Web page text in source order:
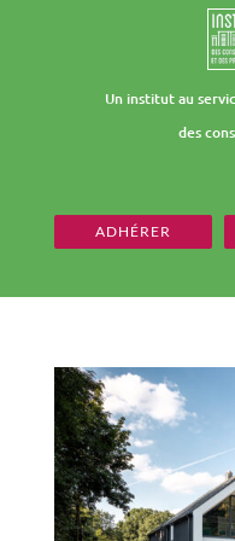
Un institut au
des
ADHÉRER